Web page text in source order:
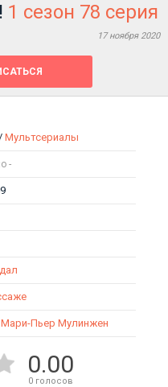
1 сезон 78 серия
17 ноября 2020
Мультсериалы
Мари-Пьер Мулинжен
0.00
0голосов